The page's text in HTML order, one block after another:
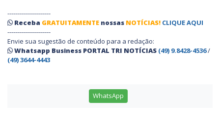
----------------------
Receba GRATUITAMENTE nossas NOTÍCIAS! CLIQUE AQUI
----------------------
Envie sua sugestão de conteúdo para a redação:
Whatsapp Business PORTAL TRI NOTÍCIAS (49) 9.8428-4536/
(49) 3644-4443
WhatsApp